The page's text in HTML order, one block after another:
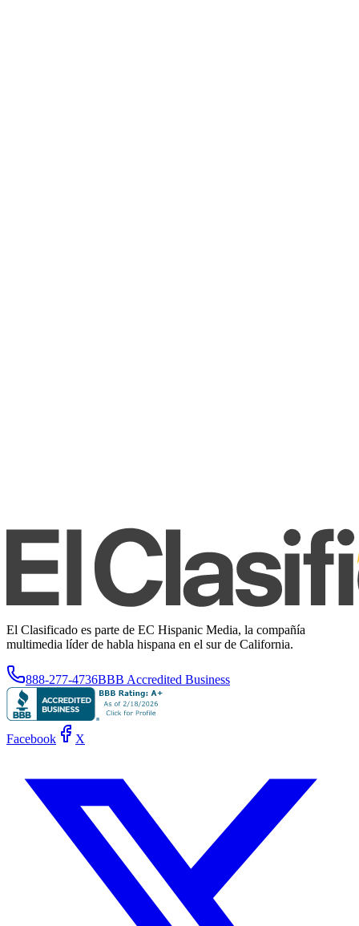
El Clasificado es parte de EC Hispanic Media, la compañía
multimedia líder de habla hispana en el sur de California.
888-277-4736BBB Accredited Business
Facebook X